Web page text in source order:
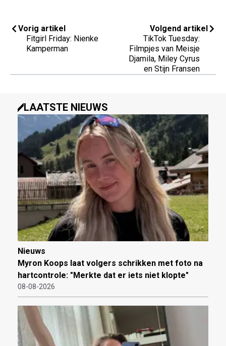
Vorig artikel
Fitgirl Friday: Nienke
Kamperman
Volgend artikel
TikTok Tuesday:
Filmpjes van Meisje
Djamila, Miley Cyrus
en Stijn Fransen
LAATSTE NIEUWS
Nieuws
Myron Koops laat volgers schrikken met foto na
hartcontrole: "Merkte dat er iets niet klopte"
08-08-2026